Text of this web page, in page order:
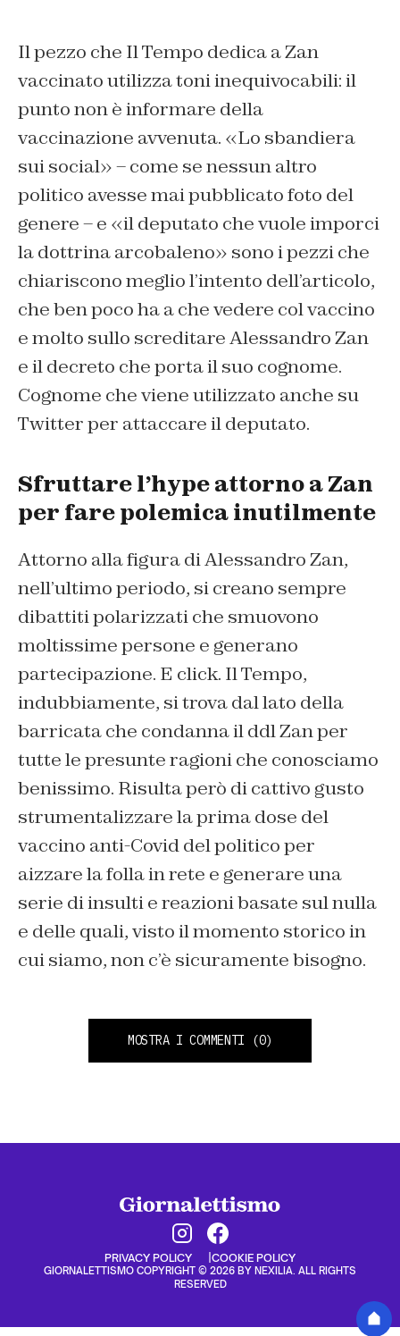
Il pezzo che Il Tempo dedica a Zan
vaccinato utilizza toni inequivocabili: il
punto non è informare della
vaccinazione avvenuta. «Lo sbandiera
sui social» – come se nessun altro
politico avesse mai pubblicato foto del
genere – e «il deputato che vuole imporci
la dottrina arcobaleno» sono i pezzi che
chiariscono meglio l’intento dell’articolo,
che ben poco ha a che vedere col vaccino
e molto sullo screditare Alessandro Zan
e il decreto che porta il suo cognome.
Cognome che viene utilizzato anche su
Twitter per attaccare il deputato.
Sfruttare l’hype attorno a Zan
per fare polemica inutilmente
Attorno alla figura di Alessandro Zan,
nell’ultimo periodo, si creano sempre
dibattiti polarizzati che smuovono
moltissime persone e generano
partecipazione. E click. Il Tempo,
indubbiamente, si trova dal lato della
barricata che condanna il ddl Zan per
tutte le presunte ragioni che conosciamo
benissimo. Risulta però di cattivo gusto
strumentalizzare la prima dose del
vaccino anti-Covid del politico per
aizzare la folla in rete e generare una
serie di insulti e reazioni basate sul nulla
e delle quali, visto il momento storico in
cui siamo, non c’è sicuramente bisogno.
MOSTRA I COMMENTI (0)
PRIVACY POLICY COOKIE POLICY
GIORNALETTISMO COPYRIGHT © 2026 BY NEXILIA. ALL RIGHTS
RESERVED